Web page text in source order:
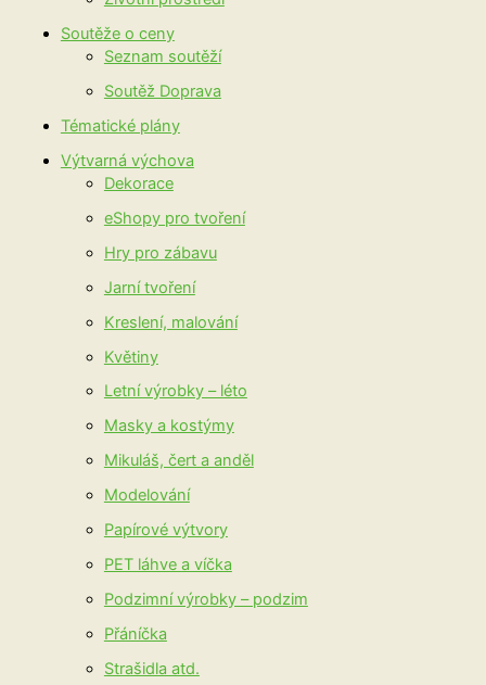
Soutěže o ceny
Seznam soutěží
Soutěž Doprava
Tématické plány
Výtvarná výchova
Dekorace
eShopy pro tvoření
Hry pro zábavu
Jarní tvoření
Kreslení, malování
Květiny
Letní výrobky – léto
Masky a kostýmy
Mikuláš, čert a anděl
Modelování
Papírové výtvory
PET láhve a víčka
Podzimní výrobky – podzim
Přáníčka
Strašidla atd.